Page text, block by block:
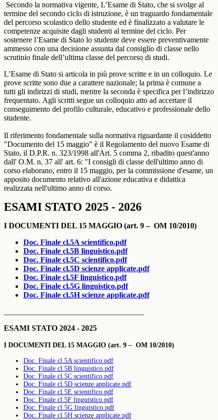
Secondo la normativa vigente, L’Esame di Stato, che si svolge al
termine del secondo ciclo di istruzione, è un traguardo fondamentale
del percorso scolastico dello studente ed è finalizzato a valutare le
competenze acquisite dagli studenti al termine del ciclo. Per
sostenere l’Esame di Stato lo studente deve essere preventivamente
ammesso con una decisione assunta dal consiglio di classe nello
scrutinio finale dell’ultima classe del percorso di studi.
L’Esame di Stato si articola in più prove scritte e in un colloquio. Le
prove scritte sono due a carattere nazionale; la prima è comune a
tutti gli indirizzi di studi, mentre la seconda è specifica per l’indirizzo
frequentato. Agli scritti segue un colloquio atto ad accertare il
conseguimento del profilo culturale, educativo e professionale dello
studente.
Il riferimento fondamentale sulla normativa riguardante il cosiddetto
"Documento del 15 maggio" è il Regolamento del nuovo Esame di
Stato, il D.P.R. n. 323/1998 all'Art. 5 comma 2, ribadito quest'anno
dall' O.M. n. 37 all' art. 6: "I consigli di classe dell'ultimo anno di
corso elaborano, entro il 15 maggio, per la commissione d'esame, un
apposito documento relativo all'azione educativa e didattica
realizzata nell'ultimo anno di corso.
ESAMI STATO 2025 - 2026
I DOCUMENTI DEL 15 MAGGIO (art. 9 – OM 10/2010)
Doc. Finale cl.5A scientifico.pdf
Doc. Finale cl.5B linguistico.pdf
Doc. Finale cl.5C scientifico.pdf
Doc. Finale cl.5D scienze applicate.pdf
Doc. Finale cl.5F linguistico.pdf
Doc. Finale cl.5G linguistico.pdf
Doc. Finale cl.5H scienze applicate.pdf
ESAMI STATO 2024 - 2025
I DOCUMENTI DEL 15 MAGGIO (art. 9 – OM 10/2010)
Doc. Finale cl.5A scientifico.pdf
Doc. Finale cl.5B linguistico.pdf
Doc. Finale cl.5C scientifico.pdf
Doc. Finale cl.5D scienze applicate.pdf
Doc. Finale cl.5E scientifico.pdf
Doc. Finale cl.5F linguistico.pdf
Doc. Finale cl.5G linguistico.pdf
Doc. Finale cl.5H scienze applicate.pdf